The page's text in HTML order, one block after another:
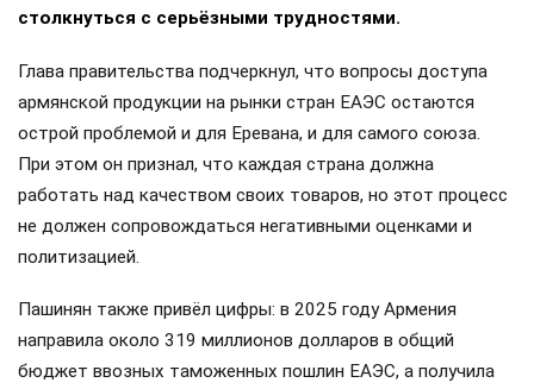
столкнуться с серьёзными трудностями.
Глава правительства подчеркнул, что вопросы доступа
армянской продукции на рынки стран ЕАЭС остаются
острой проблемой и для Еревана, и для самого союза.
При этом он признал, что каждая страна должна
работать над качеством своих товаров, но этот процесс
не должен сопровождаться негативными оценками и
политизацией.
Пашинян также привёл цифры: в 2025 году Армения
направила около 319 миллионов долларов в общий
бюджет ввозных таможенных пошлин ЕАЭС, а получила